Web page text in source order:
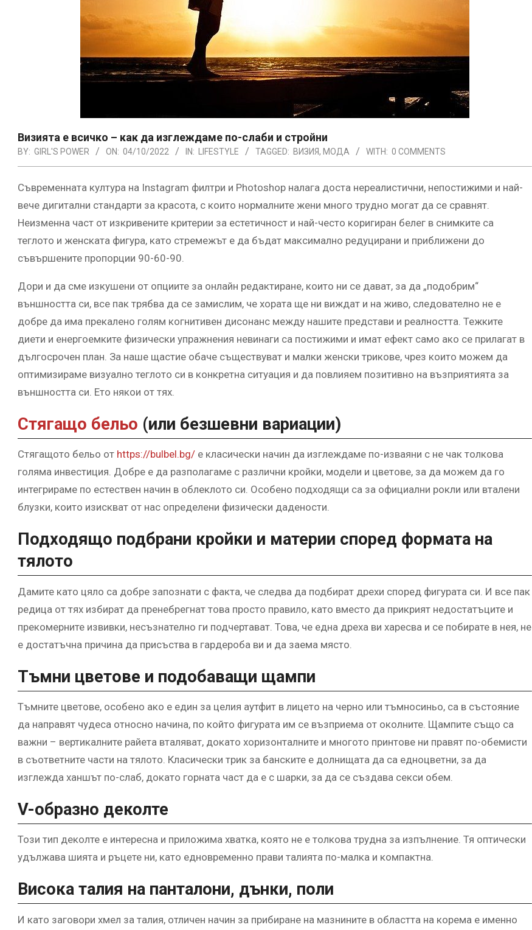
Визията е всичко – как да изглеждаме по-слаби и стройни
BY: GIRL'S POWER ON: 04/10/2022 IN: LIFESTYLE TAGGED: ВИЗИЯ, МОДА WITH: 0 COMMENTS
Съвременната култура на Instagram филтри и Photoshop налага доста нереалистични, непостижими и най-
вече дигитални стандарти за красота, с които нормалните жени много трудно могат да се сравнят.
Неизменна част от изкривените критерии за естетичност и най-често коригиран белег в снимките са
теглото и женската фигура, като стремежът е да бъдат максимално редуцирани и приближени до
съвършените пропорции 90-60-90.
Дори и да сме изкушени от опциите за онлайн редактиране, които ни се дават, за да „подобрим“
външността си, все пак трябва да се замислим, че хората ще ни виждат и на живо, следователно не е
добре да има прекалено голям когнитивен дисонанс между нашите представи и реалността. Тежките
диети и енергоемките физически упражнения невинаги са постижими и имат ефект само ако се прилагат в
дългосрочен план. За наше щастие обаче съществуват и малки женски трикове, чрез които можем да
оптимизираме визуално теглото си в конкретна ситуация и да повлияем позитивно на възприятията за
външността си. Ето някои от тях.
Стягащо бельо (или безшевни вариации)
Стягащото бельо от https://bulbel.bg/ е класически начин да изглеждаме по-изваяни с не чак толкова
голяма инвестиция. Добре е да разполагаме с различни кройки, модели и цветове, за да можем да го
интегрираме по естествен начин в облеклото си. Особено подходящи са за официални рокли или вталени
блузки, които изискват от нас определени физически дадености.
Подходящо подбрани кройки и материи според формата на
тялото
Дамите като цяло са добре запознати с факта, че следва да подбират дрехи според фигурата си. И все пак
редица от тях избират да пренебрегнат това просто правило, като вместо да прикрият недостатъците и
прекомерните извивки, несъзнателно ги подчертават. Това, че една дреха ви харесва и се побирате в нея, не
е достатъчна причина да присъства в гардероба ви и да заема място.
Тъмни цветове и подобаващи щампи
Тъмните цветове, особено ако е един за целия аутфит в лицето на черно или тъмносиньо, са в състояние
да направят чудеса относно начина, по който фигурата им се възприема от околните. Щампите също са
важни – вертикалните райета вталяват, докато хоризонталните и многото принтове ни правят по-обемисти
в съответните части на тялото. Класически трик за банските е долнищата да са едноцветни, за да
изглежда ханшът по-слаб, докато горната част да е с шарки, за да се създава секси обем.
V-образно деколте
Този тип деколте е интересна и приложима хватка, която не е толкова трудна за изпълнение. Тя оптически
удължава шията и ръцете ни, като едновременно прави талията по-малка и компактна.
Висока талия на панталони, дънки, поли
И като заговори хмел за талия, отличен начин за прибиране на мазнините в областта на корема е именно